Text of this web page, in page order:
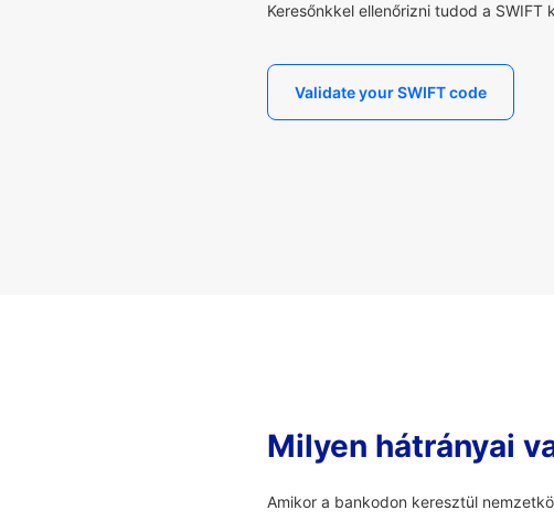
Keresőnkkel ellenőrizni tudod a SWIFT
Validate your SWIFT code
Milyen hátrányai
Amikor a bankodon keresztül